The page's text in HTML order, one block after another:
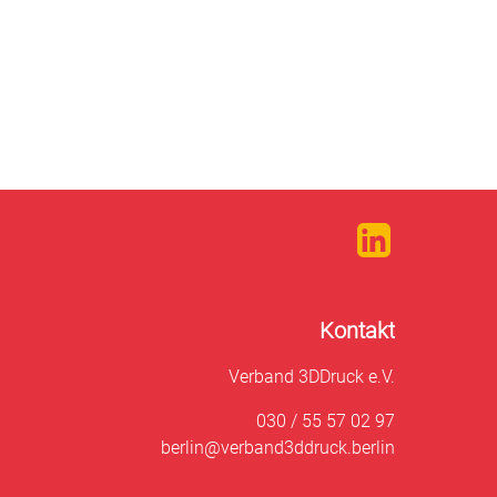
Kontakt
Verband 3DDruck e.V.
030 / 55 57 02 97
berlin@verband3ddruck.berlin